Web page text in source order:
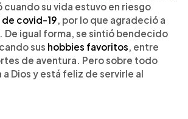
cuando su vida estuvo en riesgo
covid-19, por lo que agradeció a
De igual forma, se sintió bendecido
sus hobbies favoritos, entre
de aventura. Pero sobre todo
a Dios y está feliz de servirle al